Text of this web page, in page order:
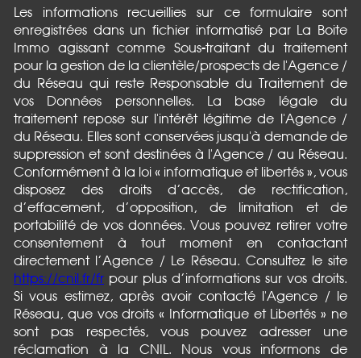
Les informations recueillies sur ce formulaire sont
enregistrées dans un fichier informatisé par La Boite
Immo agissant comme Sous-traitant du traitement
pour la gestion de la clientèle/prospects de l'Agence /
du Réseau qui reste Responsable du Traitement de
vos Données personnelles. La base légale du
traitement repose sur l'intérêt légitime de l'Agence /
du Réseau. Elles sont conservées jusqu'à demande de
suppression et sont destinées à l'Agence / au Réseau.
Conformément à la loi « informatique et libertés », vous
disposez des droits d’accès, de rectification,
d’effacement, d’opposition, de limitation et de
portabilité de vos données. Vous pouvez retirer votre
consentement à tout moment en contactant
directement l’Agence / Le Réseau. Consultez le site
https://cnil.fr/fr pour plus d’informations sur vos droits.
Si vous estimez, après avoir contacté l'Agence / le
Réseau, que vos droits « Informatique et Libertés » ne
sont pas respectés, vous pouvez adresser une
réclamation à la CNIL. Nous vous informons de